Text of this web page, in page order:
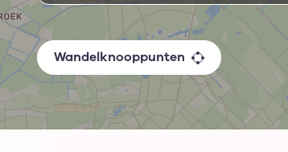
Wandelknooppunten